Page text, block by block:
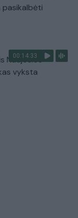
00:14:33
Naujosios
vyksta